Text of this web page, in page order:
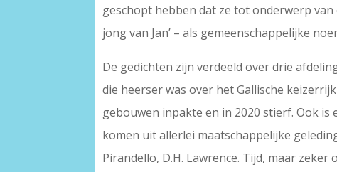
geschopt hebben dat ze tot onderwerp van
jong van Jan’ – als gemeenschappelijke
De gedichten zijn verdeeld over drie
die heerser was over het Gallische
gebouwen inpakte en in 2020 stierf. Ook
komen uit allerlei maatschappelijke
Pirandello, D.H. Lawrence. Tijd, maar